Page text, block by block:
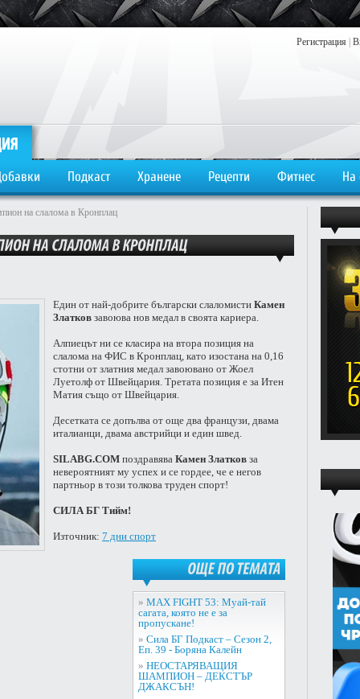
Регистрация
Подкаст Хранене Рецепти Фитнес На
на слалома в Кронплац
Един от най-добрите български слаломисти Камен
Златков завоюва нов медал в своята кариера.
Алпиецът ни се класира на втора позиция на
слалома на ФИС в Кронплац, като изостана на 0,16
стотни от златния медал завоювано от Жоел
Луетолф от Швейцария. Третата позиция е за Итен
Матия също от Швейцария.
Десетката се допълва от още два французи, двама
италианци, двама австрийци и един швед.
SILABG.COM поздравява Камен Златков за
невероятният му успех и се гордее, че е негов
партньор в този толкова труден спорт!
СИЛА БГ Тийм!
Източник: 7 дни спорт
» MAX FIGHT 53: Муай-тай
сагата, която не е за
пропускане!
» Сила БГ Подкаст – Сезон 2,
Еп. 39 - Боряна Калейн
» НЕОСТАРЯВАЩИЯ
ШАМПИОН – ДЕКСТЪР
ДЖАКСЪН!